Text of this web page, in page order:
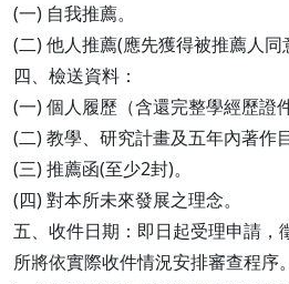
(一) 自我推薦。
(二) 他人推薦(應先獲得被推薦人同
四、檢送資料：
(一) 個人履歷（含還完整學經歷證
(二) 教學、研究計畫及五年內著作
(三) 推薦函(至少2封)。
(四) 對本所未來發展之理念。
五、收件日期：即日起受理申請，
所將依實際收件情況安排審查程序。